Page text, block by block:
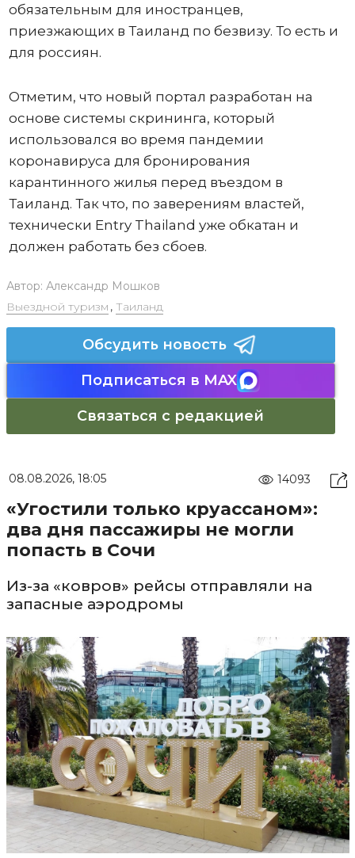
обязательным для иностранцев,
приезжающих в Таиланд по безвизу. То есть и
для россиян.
Отметим, что новый портал разработан на
основе системы скрининга, который
использовался во время пандемии
коронавируса для бронирования
карантинного жилья перед въездом в
Таиланд. Так что, по заверениям властей,
технически Entry Thailand уже обкатан и
должен работать без сбоев.
Автор: Александр Мошков
Выездной туризм , Таиланд
Обсудить новость
Подписаться в MAX
Связаться с редакцией
08.08.2026, 18:05 14093
«Угостили только круассаном»:
два дня пассажиры не могли
попасть в Сочи
Из-за «ковров» рейсы отправляли на
запасные аэродромы